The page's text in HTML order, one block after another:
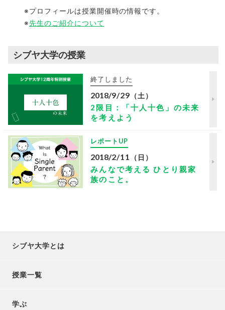
※プロフィールは授業開催時の情報です。
※先生のご紹介について
シブヤ大学の授業
終了しました
2018/9/29 （土）
2限目：「十人十色」の未来
を考えよう
レポートUP
2018/2/11 （日）
みんなで考える ひとり親家
族のこと。
シブヤ大学とは
授業一覧
学ぶ